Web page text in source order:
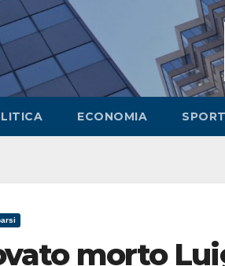
ECONOMIA SPORT
morto